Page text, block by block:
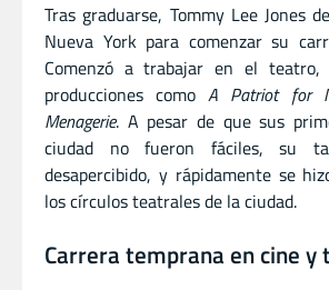
Tras graduarse, Tommy Lee Jones
Nueva York para comenzar su
Comenzó a trabajar en el teatro,
producciones comoA Patriot for
Menagerie. A pesar de que sus
ciudad no fueron fáciles, su
desapercibido, y rápidamente se
los círculos teatrales de la ciudad.
Carrera temprana en cine y